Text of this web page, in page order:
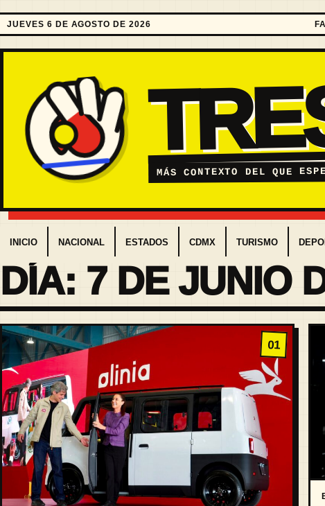
JUEVES 6 DE AGOSTO DE 2026
MÁS CONTEXTO DEL QUE
INICIO NACIONAL ESTADOS CDMX TURISMO
DÍA: 7 DE JUNIO
01